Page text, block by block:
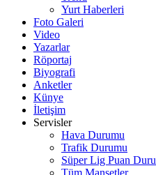
Yurt Haberleri
Foto Galeri
Video
Yazarlar
Röportaj
Biyografi
Anketler
Künye
İletişim
Servisler
Hava Durumu
Trafik Durumu
Süper Lig Puan
Tüm Manşetler